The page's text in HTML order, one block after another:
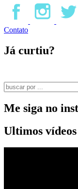
Contato
Já curtiu?
Me siga no
Ultimos vídeos